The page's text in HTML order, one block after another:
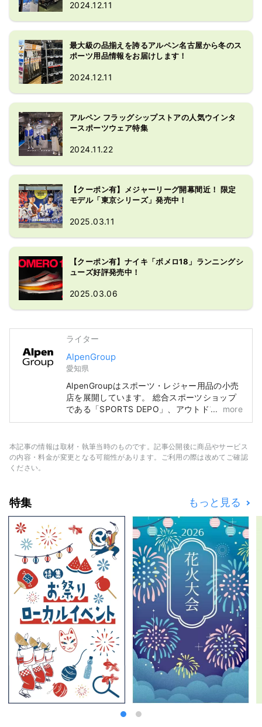
2024.12.11
最大級の品揃えを誇るアルペン名古屋から冬のス
ポーツ用品情報をお届けします！
2024.12.11
アルペン フラッグシップストアの人気ウインタ
ースポーツウェア特集
2024.11.22
【クーポン有】メジャーリーグ開幕間近！ 限定
モデル「東京シリーズ」発売中！
2025.03.11
【クーポン有】ナイキ「ボメロ18」ランニングシ
ューズ好評発売中！
2025.03.06
ライター
AlpenGroup
愛知県
AlpenGroupはスポーツ・レジャー用品の小売
店を展開しています。 総合スポーツショップ
である「SPORTS DEPO」、アウトドア専門
店である「Alpen Outdoors」、ゴルフ専門店
ーツブランドのスポーツ用品や、ファッション
性の高いアパレルやシューズを豊富に取りそろ
more
本記事の情報は取材・執筆当時のものです。記事公開後に商品やサービス
の内容・料金が変更となる可能性があります。ご利用の際は改めてご確認
ください。
特集 もっと見る